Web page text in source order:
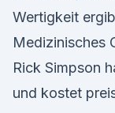
Wertigkeit
Medizinisches
Rick Simpson
und kostet